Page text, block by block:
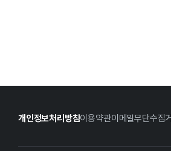
개인정보처리방침이용약관이메일무단수집